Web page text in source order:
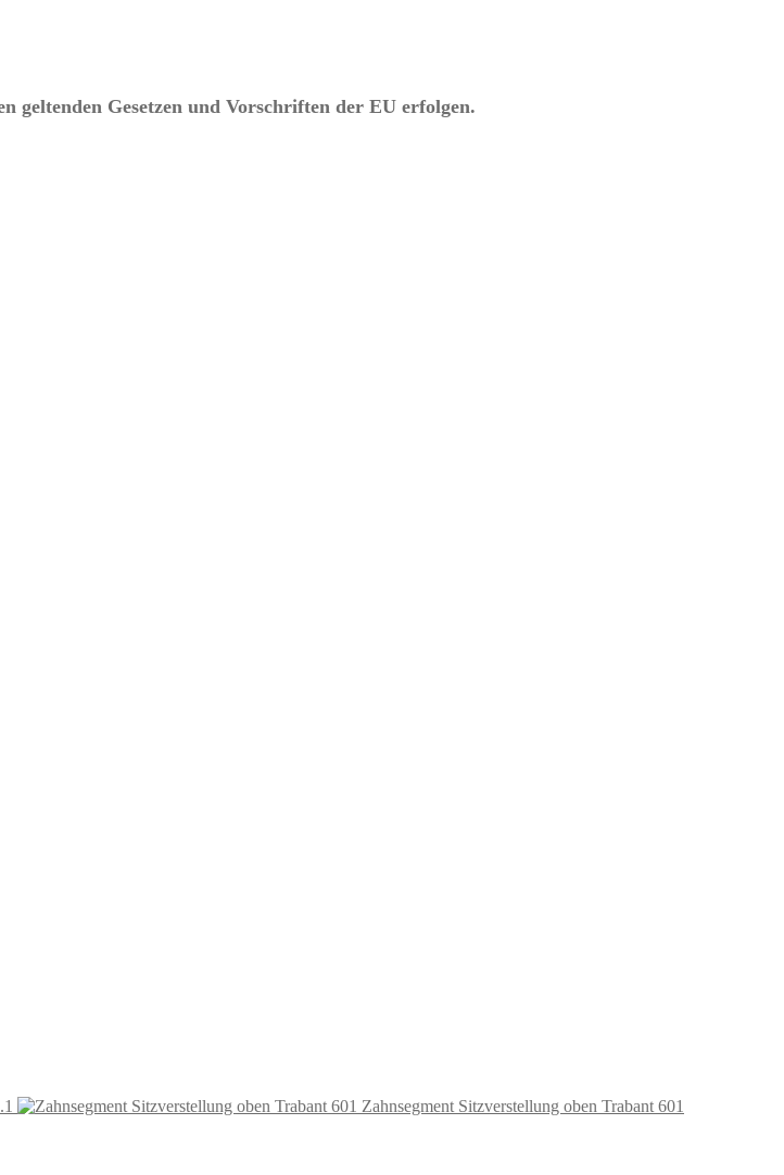
geltenden Gesetzen und Vorschriften der EU erfolgen.
Zahnsegment Sitzverstellung oben Trabant 601